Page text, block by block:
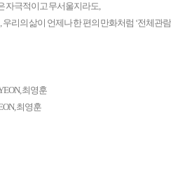
자극적이고 무서울지라도,
리의 삶이 언제나 한 편의 만화처럼 ‘전체관람
최영훈
최영훈